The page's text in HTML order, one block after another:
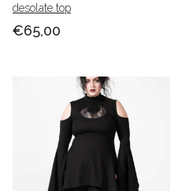
desolate top
€65,00